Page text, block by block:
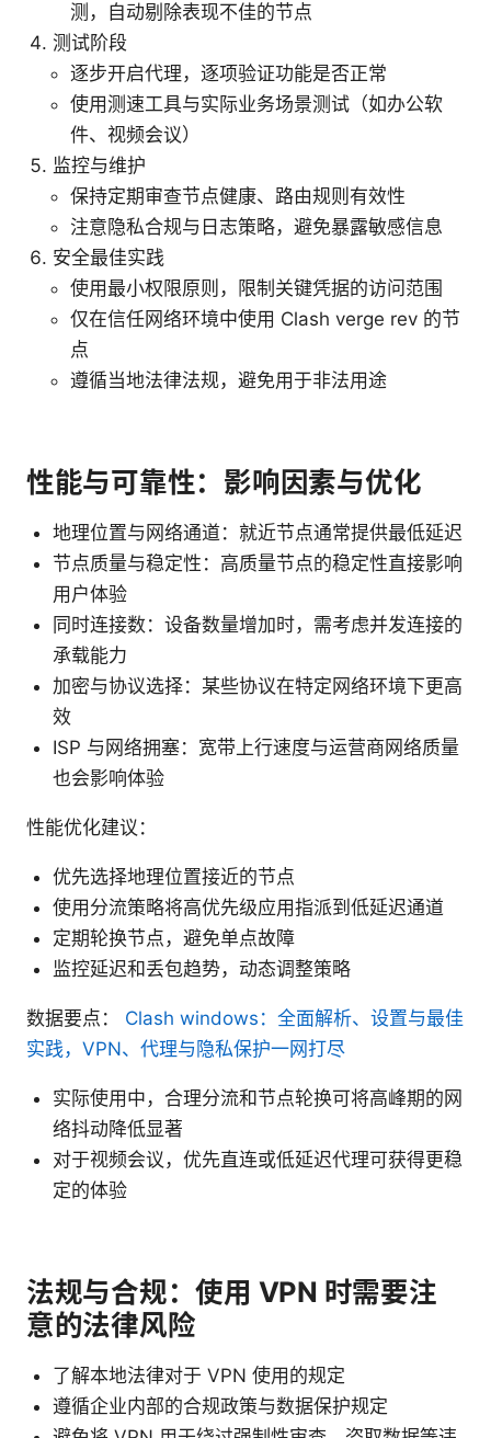
测，自动剔除表现不佳的节点
测试阶段
逐步开启代理，逐项验证功能是否正常
使用测速工具与实际业务场景测试（如办公软
件、视频会议）
监控与维护
保持定期审查节点健康、路由规则有效性
注意隐私合规与日志策略，避免暴露敏感信息
安全最佳实践
使用最小权限原则，限制关键凭据的访问范围
仅在信任网络环境中使用 Clash verge rev 的节
点
遵循当地法律法规，避免用于非法用途
性能与可靠性：影响因素与优化
地理位置与网络通道：就近节点通常提供最低延迟
节点质量与稳定性：高质量节点的稳定性直接影响
用户体验
同时连接数：设备数量增加时，需考虑并发连接的
承载能力
加密与协议选择：某些协议在特定网络环境下更高
效
ISP 与网络拥塞：宽带上行速度与运营商网络质量
也会影响体验
性能优化建议：
优先选择地理位置接近的节点
使用分流策略将高优先级应用指派到低延迟通道
定期轮换节点，避免单点故障
监控延迟和丢包趋势，动态调整策略
数据要点： Clash windows：全面解析、设置与最佳
实践，VPN、代理与隐私保护一网打尽
实际使用中，合理分流和节点轮换可将高峰期的网
络抖动降低显著
对于视频会议，优先直连或低延迟代理可获得更稳
定的体验
法规与合规：使用 VPN 时需要注
意的法律风险
了解本地法律对于 VPN 使用的规定
遵循企业内部的合规政策与数据保护规定